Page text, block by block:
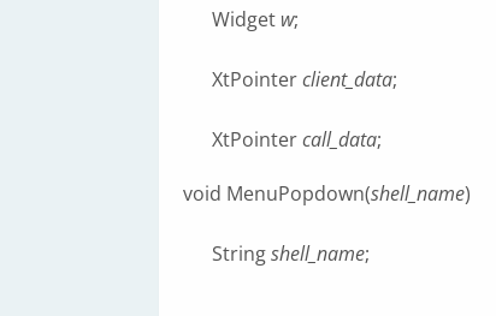
Widget w;
XtPointerclient_data;
XtPointercall_data;
void MenuPopdown(shell_name)
Stringshell_name;